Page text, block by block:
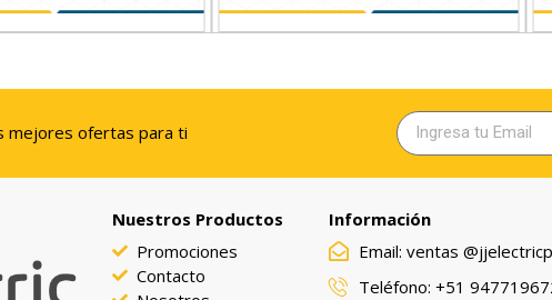
mejores ofertas para ti
Nuestros Productos
Promociones
Contacto
Información
Email: ventas
Teléfono: +51